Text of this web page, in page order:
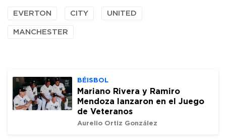
EVERTON CITY UNITED
MANCHESTER
BÉISBOL
Mariano Rivera y Ramiro
Mendoza lanzaron en el Juego
de Veteranos
Aurelio Ortiz González